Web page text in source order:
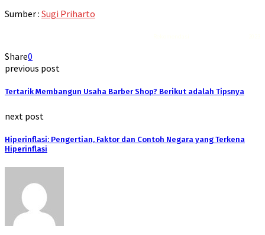
Sumber : Sugi Priharto
Share0
previous post
Tertarik Membangun Usaha Barber Shop? Berikut adalah Tipsnya
next post
Hiperinflasi: Pengertian, Faktor dan Contoh Negara yang Terkena
Hiperinflasi